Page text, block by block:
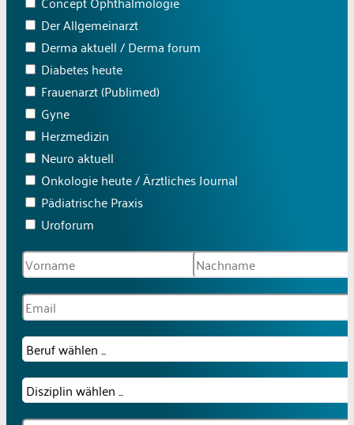
Der Allgemeinarzt
Derma aktuell / Derma forum
Diabetes heute
Frauenarzt (Publimed)
Gyne
Herzmedizin
Neuro aktuell
Onkologie heute / Ärztliches Journal
Pädiatrische Praxis
Uroforum